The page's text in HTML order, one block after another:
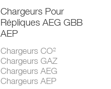
Chargeurs Pour
Répliques AEG GBB
AEP
Chargeurs CO²
Chargeurs GAZ
Chargeurs AEG
Chargeurs AEP